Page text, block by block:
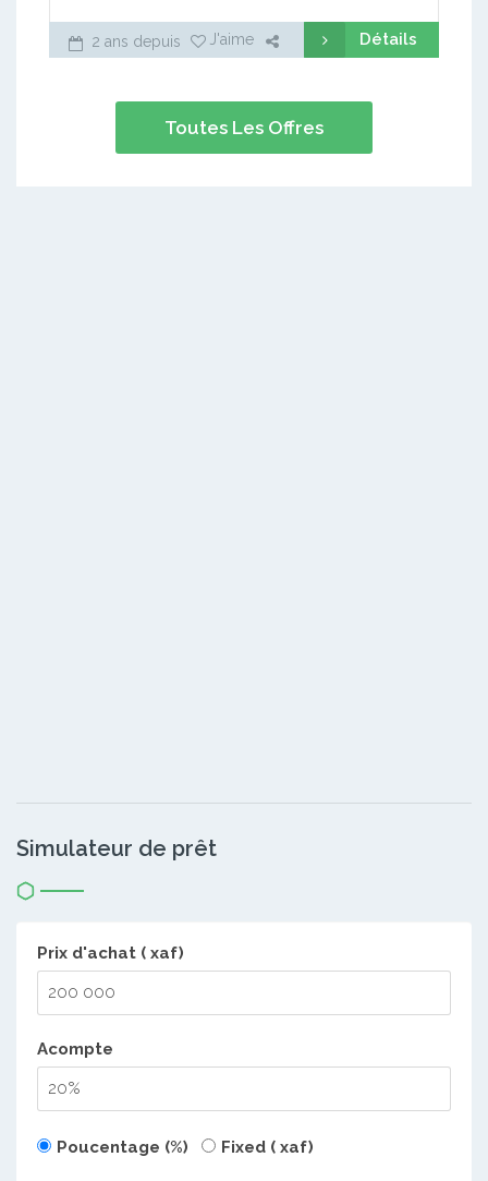
2 ans depuis J'aime Détails
Toutes Les Offres
Simulateur de prêt
Prix d'achat ( xaf)
Acompte
Poucentage (%) Fixed ( xaf)